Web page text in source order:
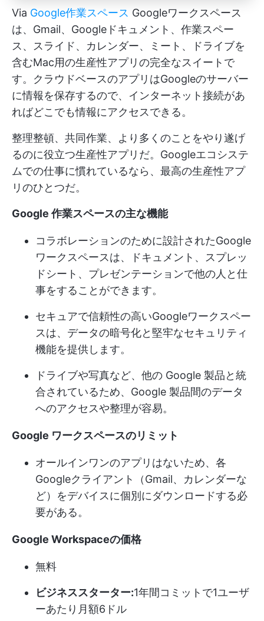
Via Google作業スペース Googleワークスペース
は、Gmail、Googleドキュメント、作業スペー
ス、スライド、カレンダー、ミート、ドライブを
含むMac用の生産性アプリの完全なスイートで
す。クラウドベースのアプリはGoogleのサーバー
に情報を保存するので、インターネット接続があ
ればどこでも情報にアクセスできる。
整理整頓、共同作業、より多くのことをやり遂げ
るのに役立つ生産性アプリだ。Googleエコシステ
ムでの仕事に慣れているなら、最高の生産性アプ
リのひとつだ。
Google 作業スペースの主な機能
コラボレーションのために設計されたGoogle
ワークスペースは、ドキュメント、スプレッ
ドシート、プレゼンテーションで他の人と仕
事をすることができます。
セキュアで信頼性の高いGoogleワークスペー
スは、データの暗号化と堅牢なセキュリティ
機能を提供します。
ドライブや写真など、他の Google 製品と統
合されているため、Google 製品間のデータ
へのアクセスや整理が容易。
Google ワークスペースのリミット
オールインワンのアプリはないため、各
Googleクライアント（Gmail、カレンダーな
ど）をデバイスに個別にダウンロードする必
要がある。
Google Workspaceの価格
無料
ビジネススターター:1年間コミットで1ユーザ
ーあたり月額6ドル